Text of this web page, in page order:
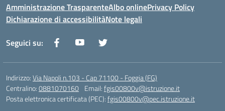
Amministrazione TrasparenteAlbo onlinePrivacy Policy
Dichiarazione di accessibilitàNote legali
Seguici su:
Indirizzo:Via Napoli n.103 - Cap 71100 - Foggia (FG)
Centralino:0881070160 Email:fgis00800v@istruzione.it
Posta elettronica certificata (PEC):fgis00800v@pec.istruzione.it